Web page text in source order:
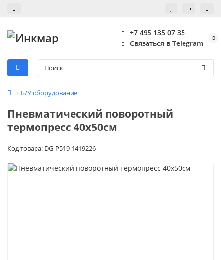
+7 495 135 07 35
Связаться в Telegram
Б/У оборудование
Пневматический поворотный
термопресс 40x50см
Код товара: DG-P519-1419226